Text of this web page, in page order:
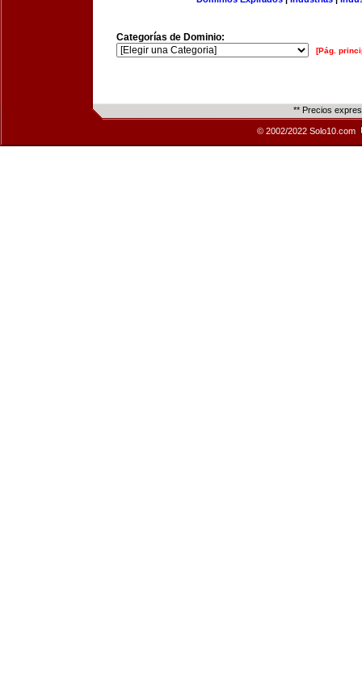
Categorías de Dominio:
[Pág.
** Precios
© 2002/2022 Solo10.com